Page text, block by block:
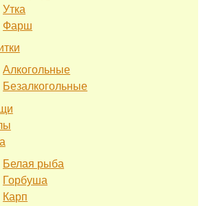
Утка
Фарш
Алкогольные
Безалкогольные
Белая рыба
Горбуша
Карп